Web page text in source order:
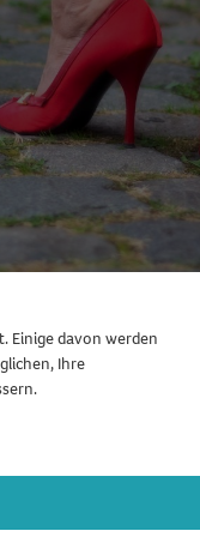
Neben den
für
Einige davon werden
Ihre